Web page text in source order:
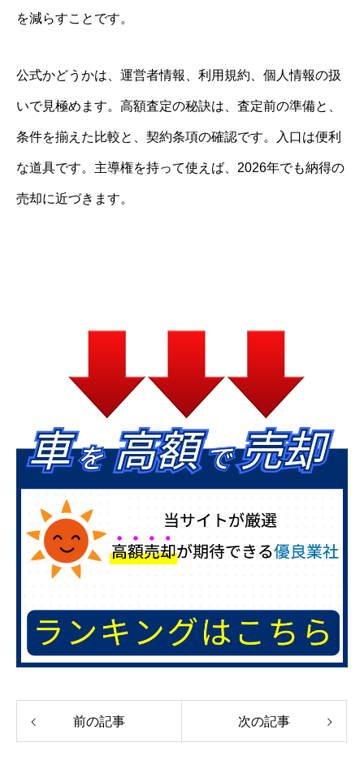
を減らすことです。
公式かどうかは、運営者情報、利用規約、個人情報の扱
いで見極めます。高額査定の秘訣は、査定前の準備と、
条件を揃えた比較と、契約条項の確認です。入口は便利
な道具です。主導権を持って使えば、2026年でも納得の
売却に近づきます。
前の記事 次の記事